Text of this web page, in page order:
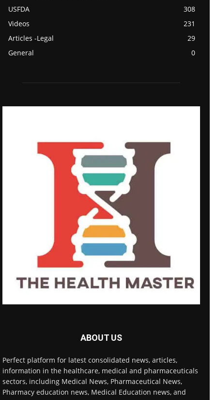
USFDA
308
Videos
231
Articles -Legal
29
General
0
ABOUT US
Perfect platform for latest consolidated news, articles,
information in the healthcare, medical and pharmaceuticals
sectors, including Medical News, Pharmaceutical News,
Pharmacy education news, Medical Education news, and